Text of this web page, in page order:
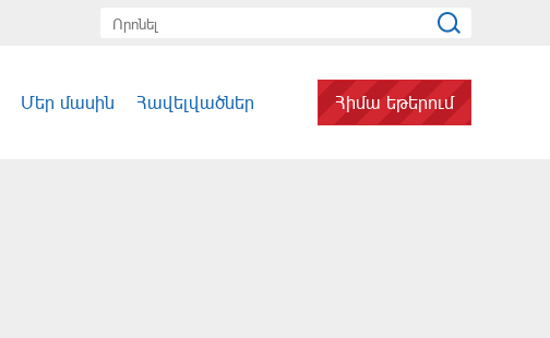
Մեր մասին Հավելվածներ Հիմա եթերում